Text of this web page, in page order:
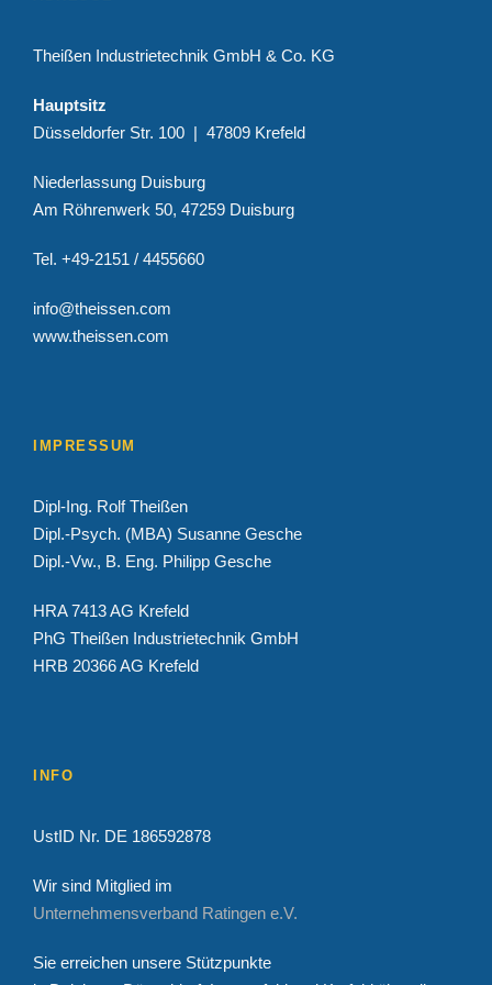
Theißen Industrietechnik GmbH & Co. KG
Hauptsitz
Düsseldorfer Str. 100 | 47809 Krefeld
Niederlassung Duisburg
Am Röhrenwerk 50, 47259 Duisburg
Tel. +49-2151 / 4455660
info@theissen.com
www.theissen.com
IMPRESSUM
Dipl-Ing. Rolf Theißen
Dipl.-Psych. (MBA) Susanne Gesche
Dipl.-Vw., B. Eng. Philipp Gesche
HRA 7413 AG Krefeld
PhG Theißen Industrietechnik GmbH
HRB 20366 AG Krefeld
INFO
UstID Nr. DE 186592878
Wir sind Mitglied im
Unternehmensverband Ratingen e.V.
Sie erreichen unsere Stützpunkte